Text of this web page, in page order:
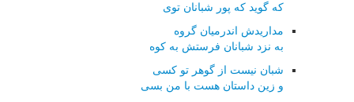
که گوید که پور شبانان توی
مداریدش اندرمیان گروه
به نزد شبانان فرستش به کوه
شبان نیست از گوهر تو کسی
و زین داستان هست با من بسی